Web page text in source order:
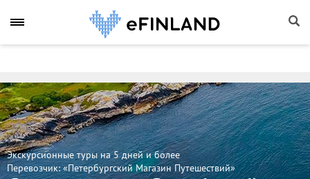
Экскурсионные туры на 5 дней и более
Перевозчик: «Петербургский Магазин Путешествий»